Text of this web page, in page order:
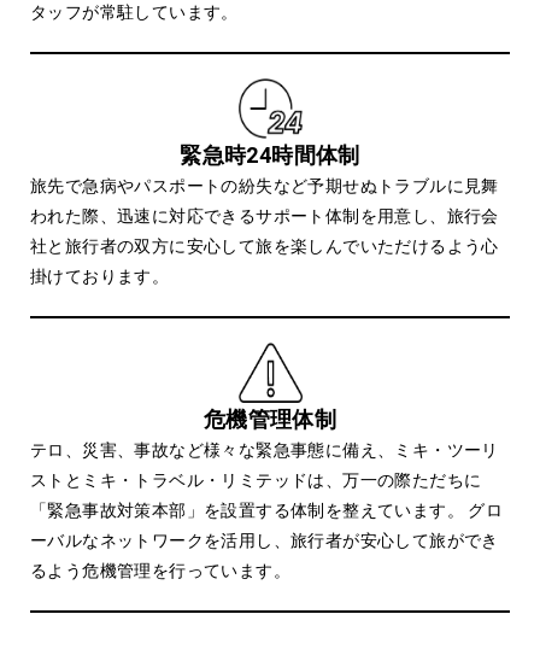
タッフが常駐しています。
緊急時24時間体制
旅先で急病やパスポートの紛失など予期せぬトラブルに見舞
われた際、迅速に対応できるサポート体制を用意し、旅行会
社と旅行者の双方に安心して旅を楽しんでいただけるよう心
掛けております。
危機管理体制
テロ、災害、事故など様々な緊急事態に備え、ミキ・ツーリ
ストとミキ・トラベル・リミテッドは、万一の際ただちに
「緊急事故対策本部」を設置する体制を整えています。 グロ
ーバルなネットワークを活用し、旅行者が安心して旅ができ
るよう危機管理を行っています。